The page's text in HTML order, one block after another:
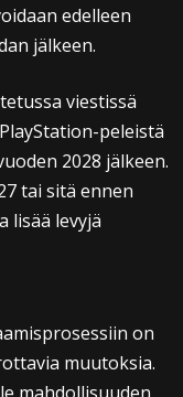
edelleen
jälkeen.
viestissä
peleistä
2028 jälkeen.
tai sitä ennen
lisää levyjä
on
muutoksia.